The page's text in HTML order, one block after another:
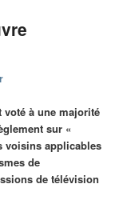
voté à une majorité
sur «
voisins applicables
de
de télévision